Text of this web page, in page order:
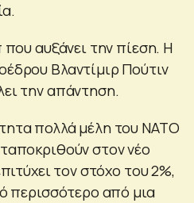
αυξάνει την πίεση. Η
Βλαντίμιρ Πούτιν
την απάντηση.
πολλά μέλη του ΝΑΤΟ
στον νέο
τον στόχο του 2%,
περισσότερο από μια